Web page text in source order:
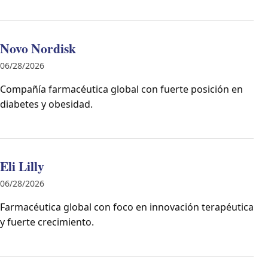
Novo Nordisk
06/28/2026
Compañía farmacéutica global con fuerte posición en
diabetes y obesidad.
Eli Lilly
06/28/2026
Farmacéutica global con foco en innovación terapéutica
y fuerte crecimiento.